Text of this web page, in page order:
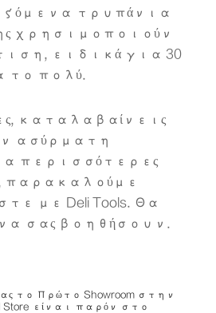
τρυπάνια
χρησιμοποιούν
ειδικά για 30
το πολύ.
καταλαβαίνεις
ασύρματη
περισσότερες
παρακαλούμε
με Deli Tools. Θα
σας βοηθήσουν.
το Πρώτο Showroom στην
Store είναι παρόν στο